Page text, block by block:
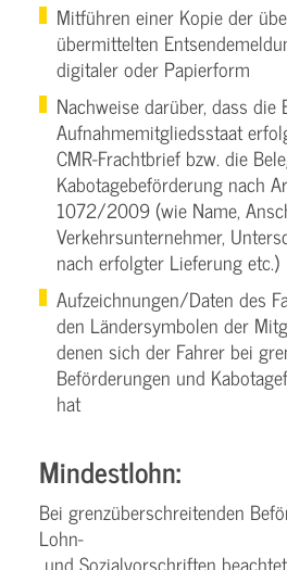
Mitführen einer Kopie der
übermittelten
digitaler oder Papierform
Nachweise darüber, dass
Aufnahmemitgliedsstaat
CMR-Frachtbrief bzw. die
Kabotagebeförderung nach
1072/2009 (wie Name,
Verkehrsunternehmer,
nach erfolgter Lieferung etc.)
Aufzeichnungen/Daten des
den Ländersymbolen der
denen sich der Fahrer bei
Beförderungen und
hat
Mindestlohn:
Bei grenzüberschreitenden
Lohn­